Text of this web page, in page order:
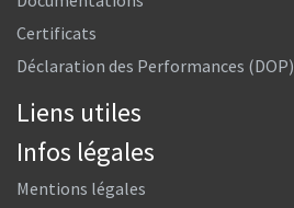
Certificats
Déclaration des Performances (DOP)
Liens utiles
Infos légales
Mentions légales